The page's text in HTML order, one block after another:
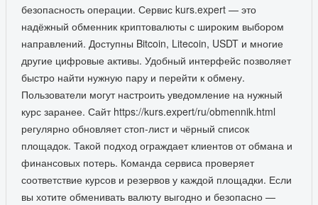
безопасность операции. Сервис kurs.expert — это
надёжный обменник криптовалюты с широким выбором
направлений. Доступны Bitcoin, Litecoin, USDT и многие
другие цифровые активы. Удобный интерфейс позволяет
быстро найти нужную пару и перейти к обмену.
Пользователи могут настроить уведомление на нужный
курс заранее. Сайт https://kurs.expert/ru/obmennik.html
регулярно обновляет стоп-лист и чёрный список
площадок. Такой подход ограждает клиентов от обмана и
финансовых потерь. Команда сервиса проверяет
соответствие курсов и резервов у каждой площадки. Если
вы хотите обменивать валюту выгодно и безопасно —